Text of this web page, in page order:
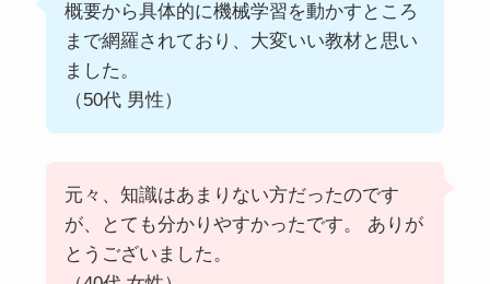
概要から具体的に機械学習を動かすところ
まで網羅されており、大変いい教材と思い
ました。
（50代 男性）
元々、知識はあまりない方だったのです
が、とても分かりやすかったです。 ありが
とうございました。